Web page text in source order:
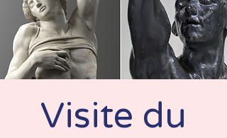
Visite du